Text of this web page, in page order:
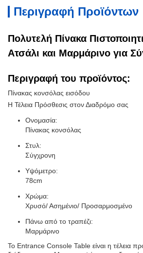
Περιγραφή Προϊόντων
Πολυτελή Πίνακα
Ατσάλι και Μαρμάρινο για
Περιγραφή του προϊόντος:
Πίνακας κονσόλας εισόδου
Η Τέλεια Πρόσθεσις στον Διαδρόμο σας
Ονομασία:
Πίνακας κονσόλας
Στυλ:
Σύγχρονη
Υψόμετρο:
78cm
Χρώμα:
Χρυσό/ Ασημένιο/ Προσαρμοσμένο
Πάνω από το τραπέζι:
Μαρμάρινο
Το Entrance Console Table είναι η τέλεια